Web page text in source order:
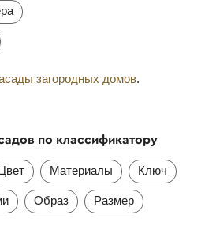
загородных домов.
по классификатору
Материалы Ключ
Образ Размер